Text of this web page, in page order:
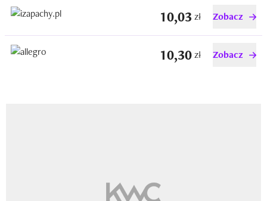
10,03 zł Zobacz
10,30zł Zobacz